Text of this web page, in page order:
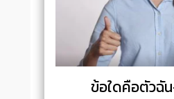
ข้อใดคือตัวฉั